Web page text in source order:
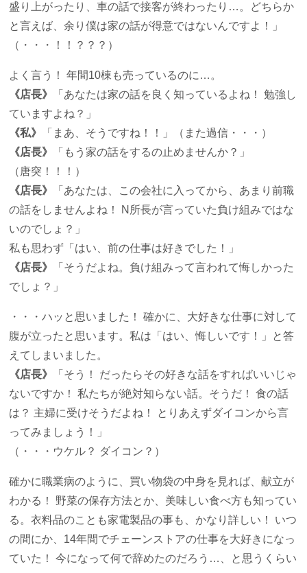
盛り上がったり、車の話で接客が終わったり…。どちらか
と言えば、余り僕は家の話が得意ではないんですよ！」
（・・・！！？？？）
よく言う！ 年間10棟も売っているのに…。
《店長》
「あなたは家の話を良く知っているよね！ 勉強し
ていますよね？」
《私》
「まあ、そうですね！！」（また過信・・・）
《店長》
「もう家の話をするの止めませんか？」
（唐突！！！）
《店長》
「あなたは、この会社に入ってから、あまり前職
の話をしませんよね！ N所長が言っていた負け組みではな
いのでしょ？」
私も思わず「はい、前の仕事は好きでした！」
《店長》
「そうだよね。負け組みって言われて悔しかった
でしょ？」
・・・ハッと思いました！ 確かに、大好きな仕事に対して
腹が立ったと思います。私は「はい、悔しいです！」と答
えてしまいました。
《店長》
「そう！ だったらその好きな話をすればいいじゃ
ないですか！ 私たちが絶対知らない話。そうだ！ 食の話
は？ 主婦に受けそうだよね！ とりあえずダイコンから言
ってみましょう！」
（・・・ウケル？ ダイコン？）
確かに職業病のように、買い物袋の中身を見れば、献立が
わかる！ 野菜の保存方法とか、美味しい食べ方も知ってい
る。衣料品のことも家電製品の事も、かなり詳しい！ いつ
の間にか、14年間でチェーンストアの仕事を大好きになっ
ていた！ 今になって何で辞めたのだろう…、と思うくらい